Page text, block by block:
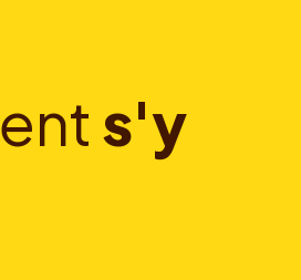
ents'y